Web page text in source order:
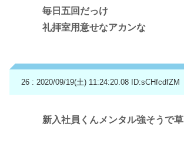
毎日五回だっけ
礼拝室用意せなアカンな
26 : 2020/09/19(土) 11:24:20.08 ID:sCHfcdfZM
新入社員くんメンタル強そうで草